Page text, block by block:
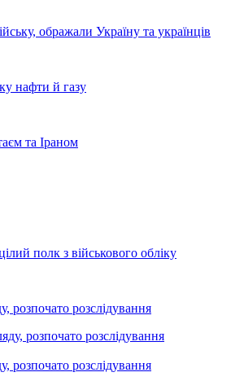
ображали Україну та українців
нафти й газу
та Іраном
полк з військового обліку
розслідування
розслідування